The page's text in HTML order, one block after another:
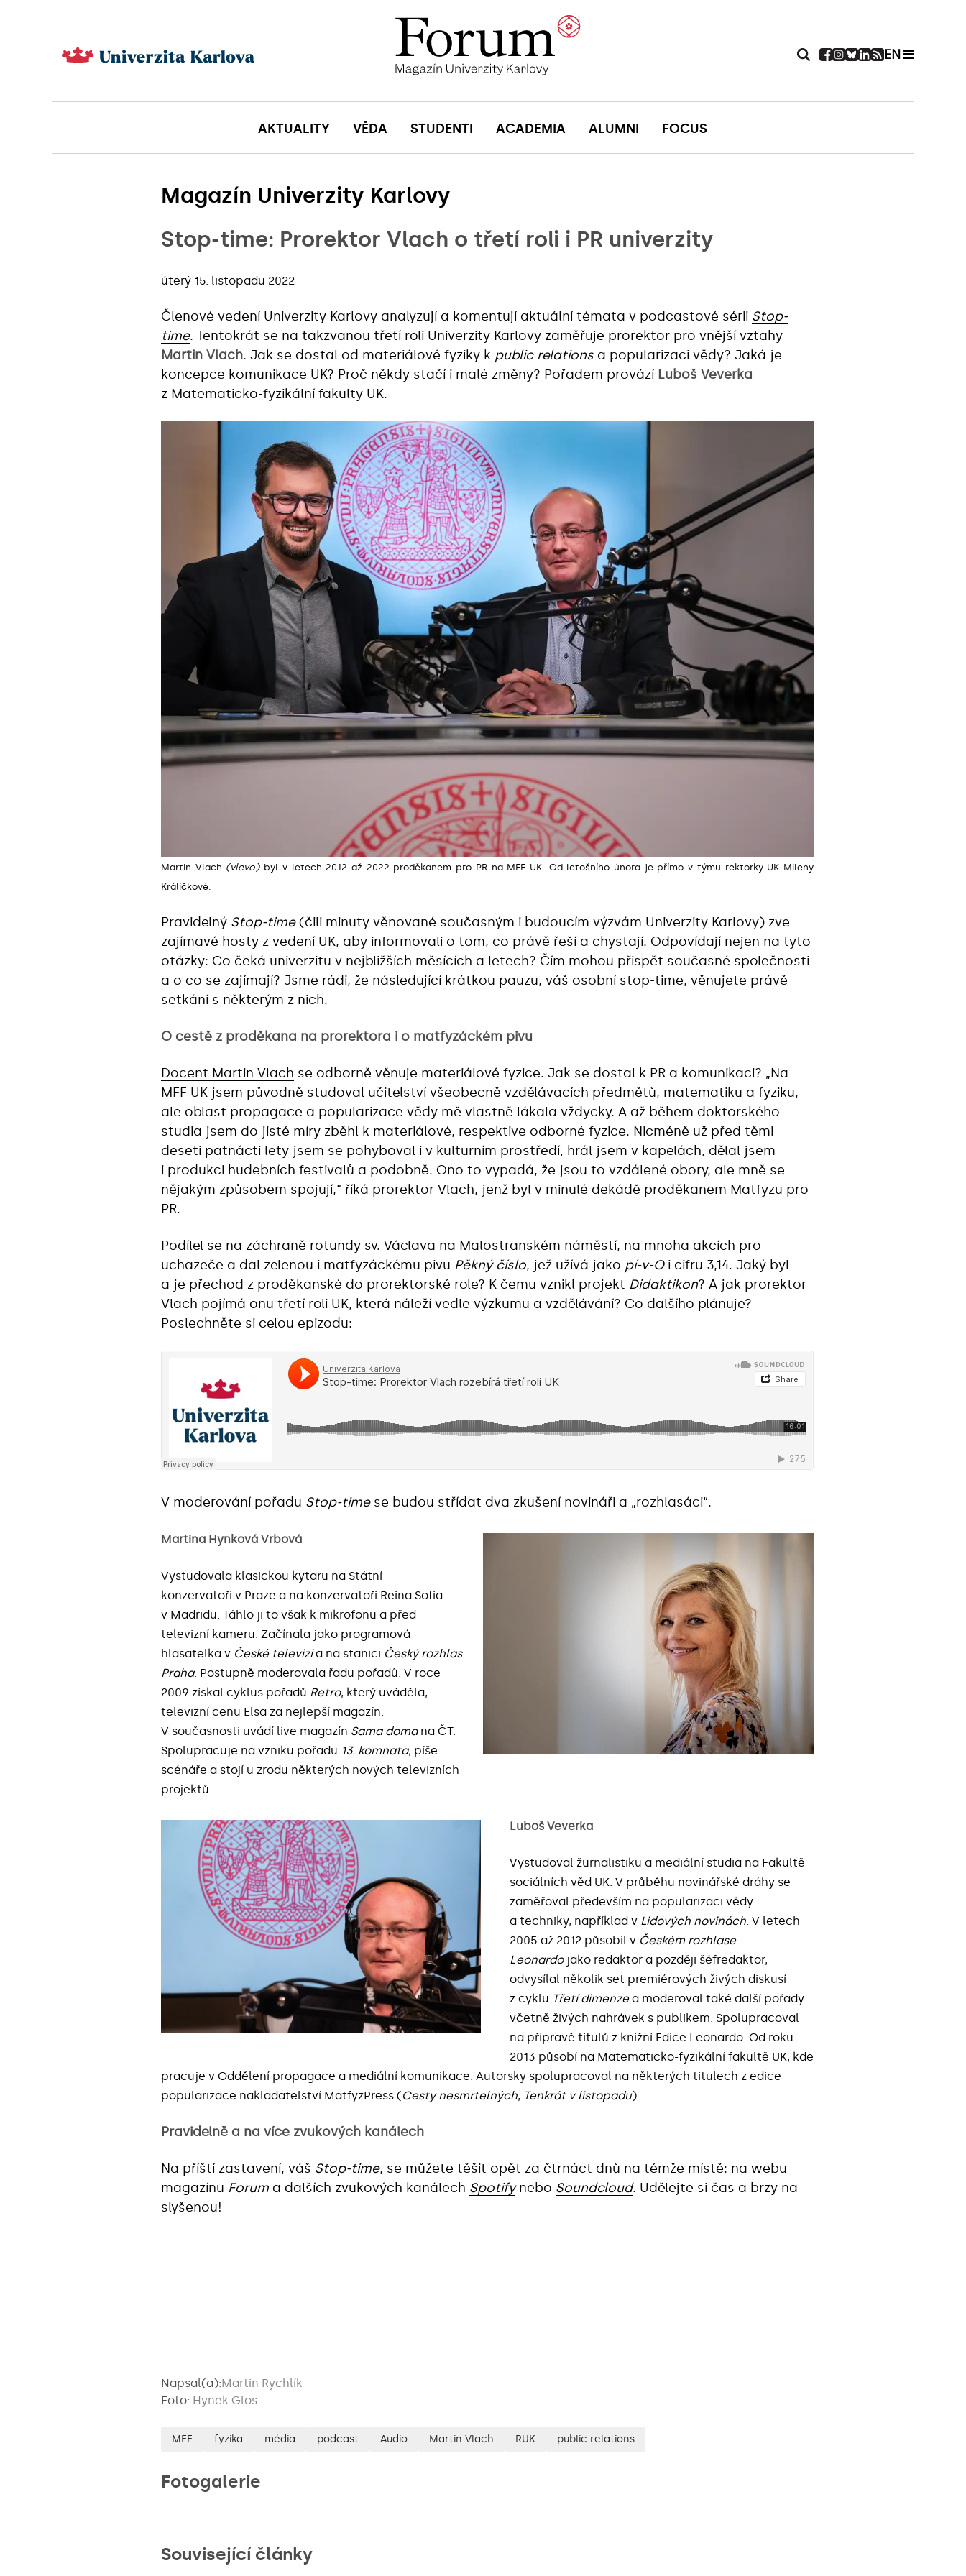
EN
AKTUALITY VĚDA STUDENTI ACADEMIA ALUMNI FOCUS
Magazín Univerzity Karlovy
Stop-time: Prorektor Vlach o třetí roli i PR univerzity
úterý 15. listopadu 2022
Členové vedení Univerzity Karlovy analyzují a komentují aktuální témata v podcastové sérii Stop-
time. Tentokrát se na takzvanou třetí roli Univerzity Karlovy zaměřuje prorektor pro vnější vztahy
Martin Vlach. Jak se dostal od materiálové fyziky k public relations a popularizaci vědy? Jaká je
koncepce komunikace UK? Proč někdy stačí i malé změny? Pořadem provází Luboš Veverka
z Matematicko-fyzikální fakulty UK.
Martin Vlach (vlevo)byl v letech 2012 až 2022 proděkanem pro PR na MFF UK. Od letošního února je přímo v týmu rektorky UK Mileny
Králíčkové.
Pravidelný Stop-time(čili minuty věnované současným i budoucím výzvám Univerzity Karlovy) zve
zajímavé hosty z vedení UK, aby informovali o tom, co právě řeší a chystají. Odpovídají nejen na tyto
otázky: Co čeká univerzitu v nejbližších měsících a letech? Čím mohou přispět současné společnosti
a o co se zajímají? Jsme rádi, že následující krátkou pauzu, váš osobní stop-time, věnujete právě
setkání s některým z nich.
O cestě z proděkana na prorektora i o matfyzáckém pivu
Docent Martin Vlach se odborně věnuje materiálové fyzice. Jak se dostal k PR a komunikaci? „Na
MFF UK jsem původně studoval učitelství všeobecně vzdělávacích předmětů, matematiku a fyziku,
ale oblast propagace a popularizace vědy mě vlastně lákala vždycky. A až během doktorského
studia jsem do jisté míry zběhl k materiálové, respektive odborné fyzice. Nicméně už před těmi
deseti patnácti lety jsem se pohyboval i v kulturním prostředí, hrál jsem v kapelách, dělal jsem
i produkci hudebních festivalů a podobně. Ono to vypadá, že jsou to vzdálené obory, ale mně se
nějakým způsobem spojují,“ říká prorektor Vlach, jenž byl v minulé dekádě proděkanem Matfyzu pro
PR.
Podílel se na záchraně rotundy sv. Václava na Malostranském náměstí, na mnoha akcích pro
uchazeče a dal zelenou i matfyzáckému pivu Pěkný číslo, jež užívá jako pí-v-Oi cifru 3,14. Jaký byl
a je přechod z proděkanské do prorektorské role? K čemu vznikl projekt Didaktikon? A jak prorektor
Vlach pojímá onu třetí roli UK, která náleží vedle výzkumu a vzdělávání? Co dalšího plánuje?
Poslechněte si celou epizodu:
V moderování pořadu Stop-timese budou střídat dva zkušení novináři a „rozhlasáci“.
Martina Hynková Vrbová
Vystudovala klasickou kytaru na Státní
konzervatoři v Praze a na konzervatoři Reina Sofia
v Madridu. Táhlo ji to však k mikrofonu a před
televizní kameru. Začínala jako programová
hlasatelka v České televizia na stanici Český rozhlas
Praha. Postupně moderovala řadu pořadů. V roce
2009 získal cyklus pořadů Retro, který uváděla,
televizní cenu Elsa za nejlepší magazín.
V současnosti uvádí live magazín Sama domana ČT.
Spolupracuje na vzniku pořadu 13. komnata, píše
scénáře a stojí u zrodu některých nových televizních
projektů.
Luboš Veverka
Vystudoval žurnalistiku a mediální studia na Fakultě
sociálních věd UK. V průběhu novinářské dráhy se
zaměřoval především na popularizaci vědy
a techniky, například v Lidových novinách. V letech
2005 až 2012 působil v Českém rozhlase
Leonardojako redaktor a později šéfredaktor,
odvysílal několik set premiérových živých diskusí
z cyklu Třetí dimenzea moderoval také další pořady
včetně živých nahrávek s publikem. Spolupracoval
na přípravě titulů z knižní Edice Leonardo. Od roku
2013 působí na Matematicko-fyzikální fakultě UK, kde
pracuje v Oddělení propagace a mediální komunikace. Autorsky spolupracoval na některých titulech z edice
popularizace nakladatelství MatfyzPress (Cesty nesmrtelných, Tenkrát v listopadu).
Pravidelně a na více zvukových kanálech
Na příští zastavení, váš Stop-time, se můžete těšit opět za čtrnáct dnů na témže místě: na webu
magazínu Forum a dalších zvukových kanálech Spotifynebo Soundcloud. Udělejte si čas a brzy na
slyšenou!
Napsal(a):Martin Rychlík
Foto: Hynek Glos
MFF fyzika média podcast Audio Martin Vlach RUK public relations
Fotogalerie
Související články